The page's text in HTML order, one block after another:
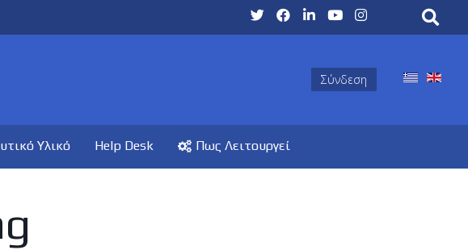
Σύνδεση
Υλικό Help Desk Πως Λειτουργεί